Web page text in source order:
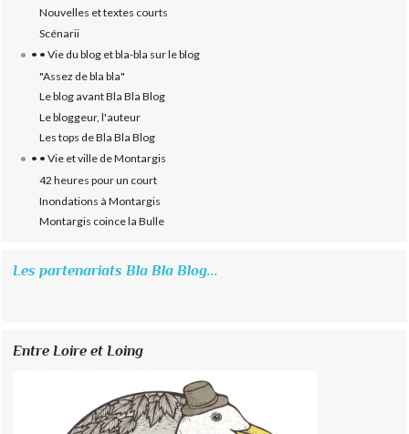
Nouvelles et textes courts
Scénarii
• • Vie du blog et bla-bla sur le blog
"Assez de bla bla"
Le blog avant Bla Bla Blog
Le bloggeur, l'auteur
Les tops de Bla Bla Blog
• • Vie et ville de Montargis
42 heures pour un court
Inondations à Montargis
Montargis coince la Bulle
Les partenariats Bla Bla Blog...
Entre Loire et Loing